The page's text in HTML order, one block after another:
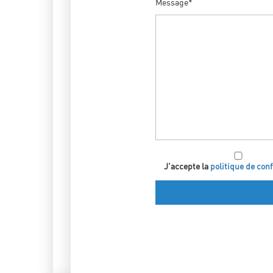
Message*
J'accepte la politique de